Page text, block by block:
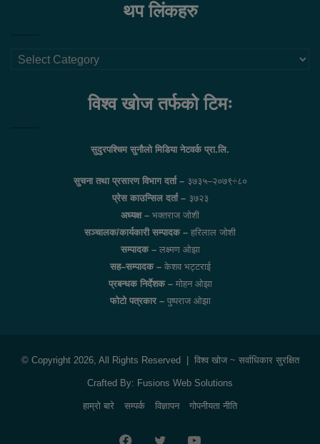
थप लिंकहरु
थप
विश्व खोज तर्फको टिमः
सुदुरपश्चिम सुनौलो मिडिया नेटवर्क प्रा.लि.
सुचना तथा प्रसारण विभाग दर्ता – ३७३५–२०७९÷८०
प्रेस काउन्सिल दर्ता – ३७२३
अध्यक्ष – भक्तराज जोशी
सञ्चालक/कार्यकारी सम्पादक – हरिलाल जोशी
सम्पादक –लक्ष्मण ओझा
सह–सम्पादक –केशव भट्टराई
प्रबन्धक निर्देशक –मोहन ओझा
फोटो पत्रकार –पुष्पराज ओझा
© Copyright 2026, All Rights Reserved | विश्व खोज~ सर्वाधिकार सुरक्षित
Crafted By: Fusions Web Solutions
हाम्रो बारे सम्पर्क विज्ञापन गोपनीयता नीति